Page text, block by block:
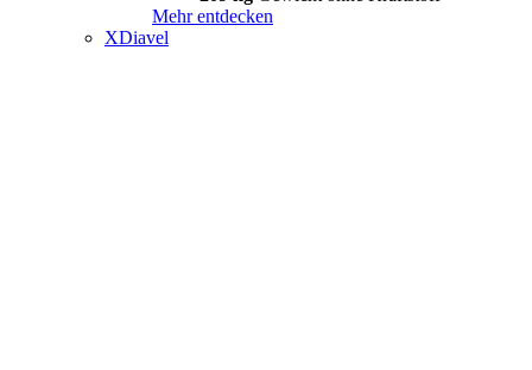
Mehr entdecken
XDiavel